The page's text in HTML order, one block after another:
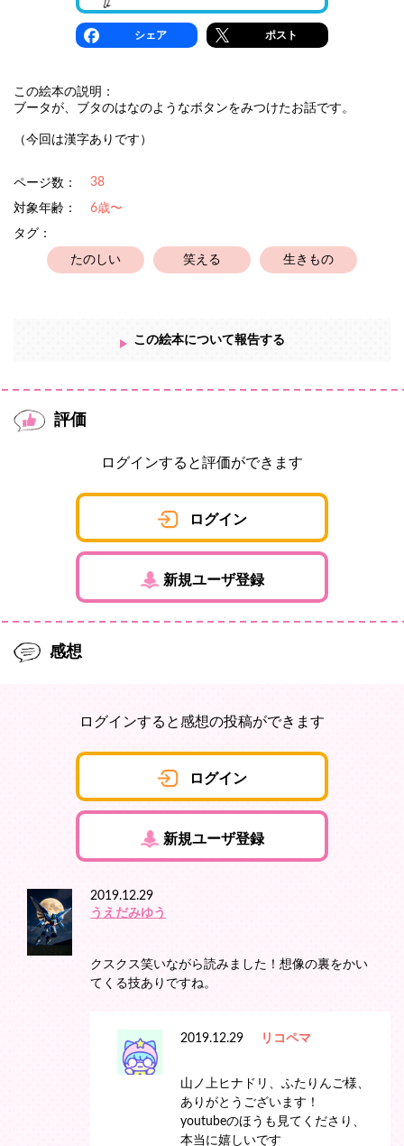
シェア ポスト
この絵本の説明：
ブータが、ブタのはなのようなボタンをみつけたお話です。
（今回は漢字ありです）
ページ数： 38
対象年齢：
6歳〜
タグ：
たのしい 笑える 生きもの
この絵本について報告する
評価
ログインすると評価ができます
ログイン
新規ユーザ登録
感想
ログインすると感想の投稿ができます
ログイン
新規ユーザ登録
2019.12.29
うえだみゆう
クスクス笑いながら読みました！想像の裏をかい
てくる技ありですね。
2019.12.29 リコペマ
山ノ上ヒナドリ、ふたりんご様、
ありがとうございます！
youtubeのほうも見てくださり、
本当に嬉しいです